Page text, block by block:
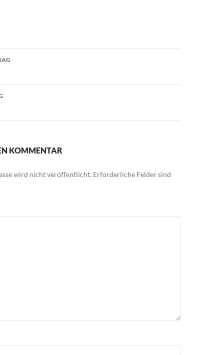
KOMMENTAR
wird nicht veröffentlicht. Erforderliche Felder sind